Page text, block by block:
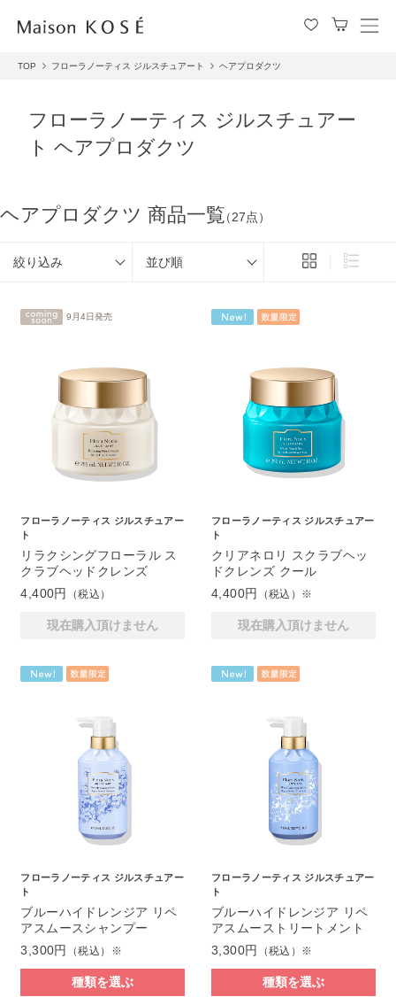
メ
TOP フローラノーティス ジルスチュアート ヘアプロダクツ
フローラノーティス ジルスチュアー
ト ヘアプロダクツ
ヘアプロダクツ 商品一覧（27点）
絞り込み 並び順
9月4日発売
フローラノーティス ジルスチュアー
ト
リラクシングフローラル ス
クラブヘッドクレンズ
4,400円
（税込）
現在購入頂けません
フローラノーティス ジルスチュアー
ト
クリアネロリ スクラブヘッ
ドクレンズ クール
4,400円
（税込）※
現在購入頂けません
フローラノーティス ジルスチュアー
ト
ブルーハイドレンジア リペ
アスムースシャンプー
3,300円
（税込）※
種類を選ぶ
フローラノーティス ジルスチュアー
ト
ブルーハイドレンジア リペ
アスムーストリートメント
3,300円
（税込）※
種類を選ぶ